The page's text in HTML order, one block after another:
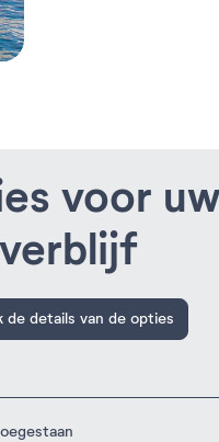
voor uw
verblijf
de details van de opties